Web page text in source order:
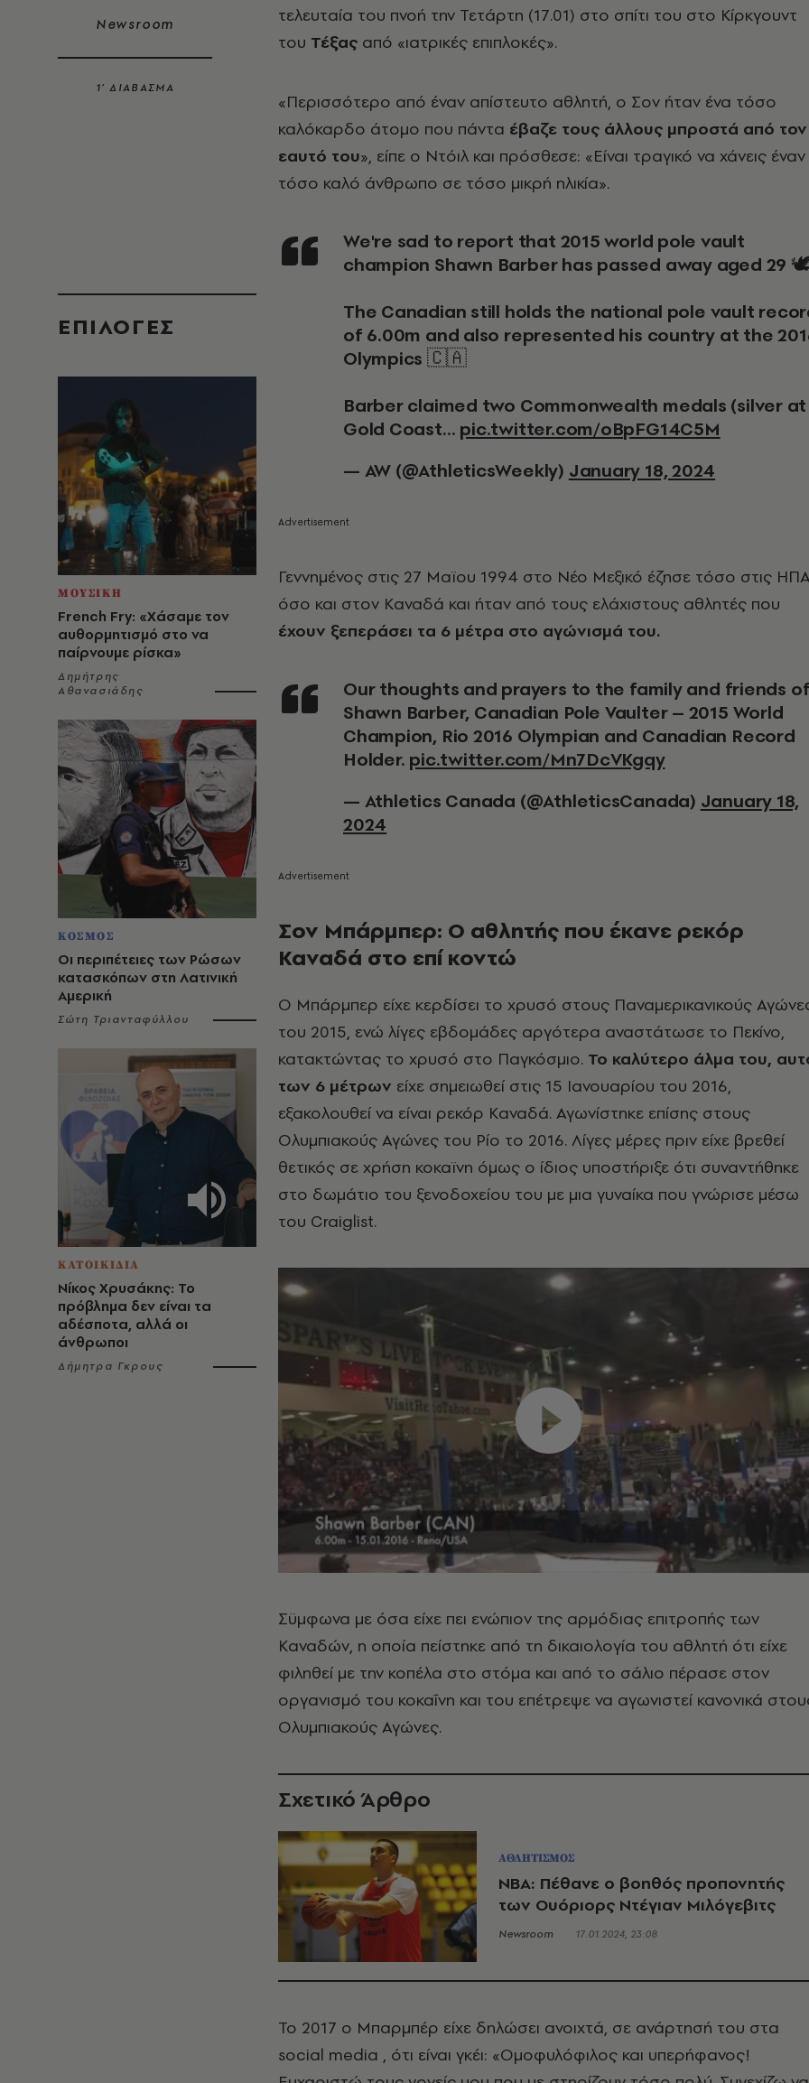
Newsroom
1’ ΔΙΑΒΑΣΜΑ
EΠΙΛΟΓΈΣ
ΜΟΥΣΙΚΗ
French Fry: «Χάσαμε τον
αυθορμητισμό στο να
παίρνουμε ρίσκα»
Δημήτρης
Αθανασιάδης
ΚΟΣΜΟΣ
Οι περιπέτειες των Ρώσων
κατασκόπων στη Λατινική
Αμερική
Σώτη Τριανταφύλλου
ΚΑΤΟΙΚΙΔΙΑ
Νίκος Χρυσάκης: Το
πρόβλημα δεν είναι τα
αδέσποτα, αλλά οι
άνθρωποι
Δήμητρα Γκρους
τελευταία του πνοή την Τετάρτη (17.01) στο σπίτι του στο Κίρκγουντ
του Τέξας από «ιατρικές επιπλοκές».
«Περισσότερο από έναν απίστευτο αθλητή, ο Σον ήταν ένα τόσο
καλόκαρδο άτομο που πάντα έβαζε τους άλλους μπροστά από τον
εαυτό του», είπε ο Ντόιλ και πρόσθεσε: «Είναι τραγικό να χάνεις έναν
τόσο καλό άνθρωπο σε τόσο μικρή ηλικία».
We're sad to report that 2015 world pole vault
champion Shawn Barber has passed away aged 29
The Canadian still holds the national pole vault
of 6.00m and also represented his country at the
Olympics 🇨🇦
Barber claimed two Commonwealth medals (silver at
Gold Coast… pic.twitter.com/oBpFG14C5M
— AW (@AthleticsWeekly) January 18, 2024
Γεννημένος στις 27 Μαϊου 1994 στο Νέο Μεξικό έζησε τόσο στις
όσο και στον Καναδά και ήταν από τους ελάχιστους αθλητές που
έχουν ξεπεράσει τα 6 μέτρα στο αγώνισμά του.
Our thoughts and prayers to the family and friends of
Shawn Barber, Canadian Pole Vaulter – 2015 World
Champion, Rio 2016 Olympian and Canadian Record
Holder. pic.twitter.com/Mn7DcVKgqy
— Athletics Canada (@AthleticsCanada) January 18,
2024
Σον Μπάρμπερ: Ο αθλητής που έκανε ρεκόρ
Καναδά στο επί κοντώ
Ο Μπάρμπερ είχε κερδίσει το χρυσό στους Παναμερικανικούς
του 2015, ενώ λίγες εβδομάδες αργότερα αναστάτωσε το Πεκίνο,
κατακτώντας το χρυσό στο Παγκόσμιο. Το καλύτερο άλμα του,
των 6 μέτρων είχε σημειωθεί στις 15 Ιανουαρίου του 2016,
εξακολουθεί να είναι ρεκόρ Καναδά. Αγωνίστηκε επίσης στους
Ολυμπιακούς Αγώνες του Ρίο το 2016. Λίγες μέρες πριν είχε βρεθεί
θετικός σε χρήση κοκαϊνη όμως ο ίδιος υποστήριξε ότι συναντήθηκε
στο δωμάτιο του ξενοδοχείου του με μια γυναίκα που γνώρισε μέσω
του Craiglist.
Σϋμφωνα με όσα είχε πει ενώπιον της αρμόδιας επιτροπής των
Καναδών, η οποία πείστηκε από τη δικαιολογία του αθλητή ότι είχε
φιληθεί με την κοπέλα στο στόμα και από το σάλιο πέρασε στον
οργανισμό του κοκαΐνη και του επέτρεψε να αγωνιστεί κανονικά
Ολυμπιακούς Αγώνες.
Σχετικό Άρθρο
ΑΘΛΗΤΙΣΜΟΣ
NBA: Πέθανε ο βοηθός προπονητής
των Ουόριορς Ντέγιαν Μιλόγεβιτς
Newsroom 17.01.2024, 23:08
Το 2017 ο Μπαρμπέρ είχε δηλώσει ανοιχτά, σε ανάρτησή του στα
social media , ότι είναι γκέι: «Ομοφυλόφιλος και υπερήφανος!